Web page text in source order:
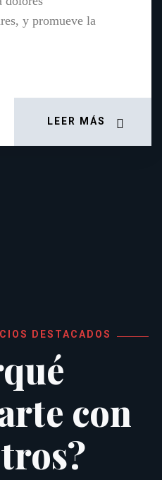
y promueve la
LEER MÁS
DESTACADOS
con